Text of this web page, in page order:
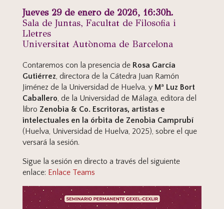
Jueves 29 de enero de 2026, 16:30h.
Sala de Juntas, Facultat de Filosofia i
Lletres
Universitat Autònoma de Barcelona
Contaremos con la presencia de Rosa García
Gutiérrez, directora de la Cátedra Juan Ramón
Jiménez de la Universidad de Huelva, y Mª Luz Bort
Caballero, de la Universidad de Málaga, editora del
libro Zenobia & Co. Escritoras, artistas e
intelectuales en la órbita de Zenobia Camprubí
(Huelva, Universidad de Huelva, 2025), sobre el que
versará la sesión.
Sigue la sesión en directo a través del siguiente
enlace: Enlace Teams